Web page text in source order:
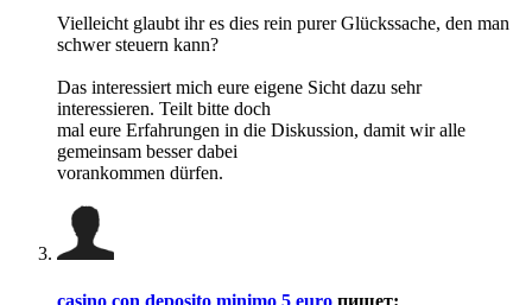
Vielleicht glaubt ihr es dies rein purer Glückssache, den man
schwer steuern kann?
Das interessiert mich eure eigene Sicht dazu sehr
interessieren. Teilt bitte doch
mal eure Erfahrungen in die Diskussion, damit wir alle
gemeinsam besser dabei
vorankommen dürfen.
casino con deposito minimo 5 euro пишет: